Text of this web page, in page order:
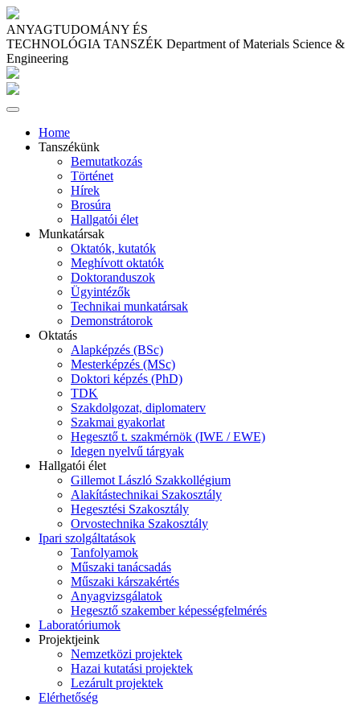
ANYAGTUDOMÁNY ÉS
TECHNOLÓGIA TANSZÉK Department of Materials Science &
Engineering
Home
Tanszékünk
Bemutatkozás
Történet
Hírek
Brosúra
Hallgatói élet
Munkatársak
Oktatók, kutatók
Meghívott oktatók
Doktoranduszok
Ügyintézők
Technikai munkatársak
Demonstrátorok
Oktatás
Alapképzés (BSc)
Mesterképzés (MSc)
Doktori képzés (PhD)
TDK
Szakdolgozat, diplomaterv
Szakmai gyakorlat
Hegesztő t. szakmérnök (IWE / EWE)
Idegen nyelvű tárgyak
Hallgatói élet
Gillemot László Szakkollégium
Alakítástechnikai Szakosztály
Hegesztési Szakosztály
Orvostechnika Szakosztály
Ipari szolgáltatások
Tanfolyamok
Műszaki tanácsadás
Műszaki kárszakértés
Anyagvizsgálatok
Hegesztő szakember képességfelmérés
Laboratóriumok
Projektjeink
Nemzetközi projektek
Hazai kutatási projektek
Lezárult projektek
Elérhetőség